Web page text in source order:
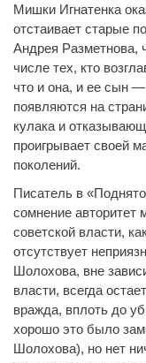
Мишки Игнатенка
отстаивает старые
Андрея Разметнова,
числе тех, кто
что и она, и ее сын —
появляются на
кулака и
проигрывает своей
поколений.
Писатель в
сомнение авторитет
советской власти,
отсутствует
Шолохова, вне
власти, всегда
вражда, вплоть до
хорошо это было
Шолохова), но нет